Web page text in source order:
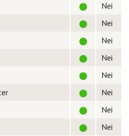
Nei
Nei
Nei
Nei
Nei
Nei
Nei
Nei